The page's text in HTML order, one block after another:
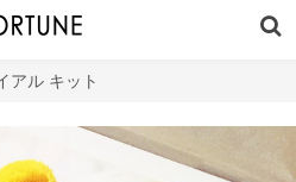
アル キット